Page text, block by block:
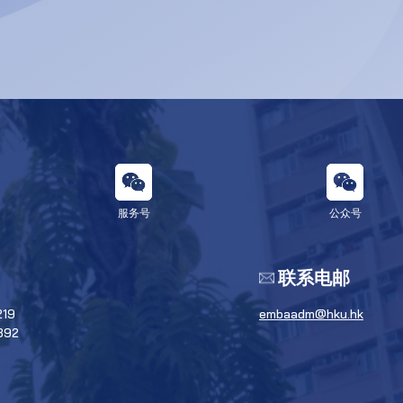
服务号 公众号
联系电邮
embaadm@hku.hk